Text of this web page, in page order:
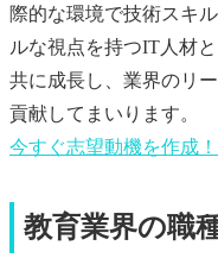
際的な環境で技術スキ
ルな視点を持つIT人材
共に成長し、業界のリ
貢献してまいります。
今すぐ志望動機を作成！
教育業界の職